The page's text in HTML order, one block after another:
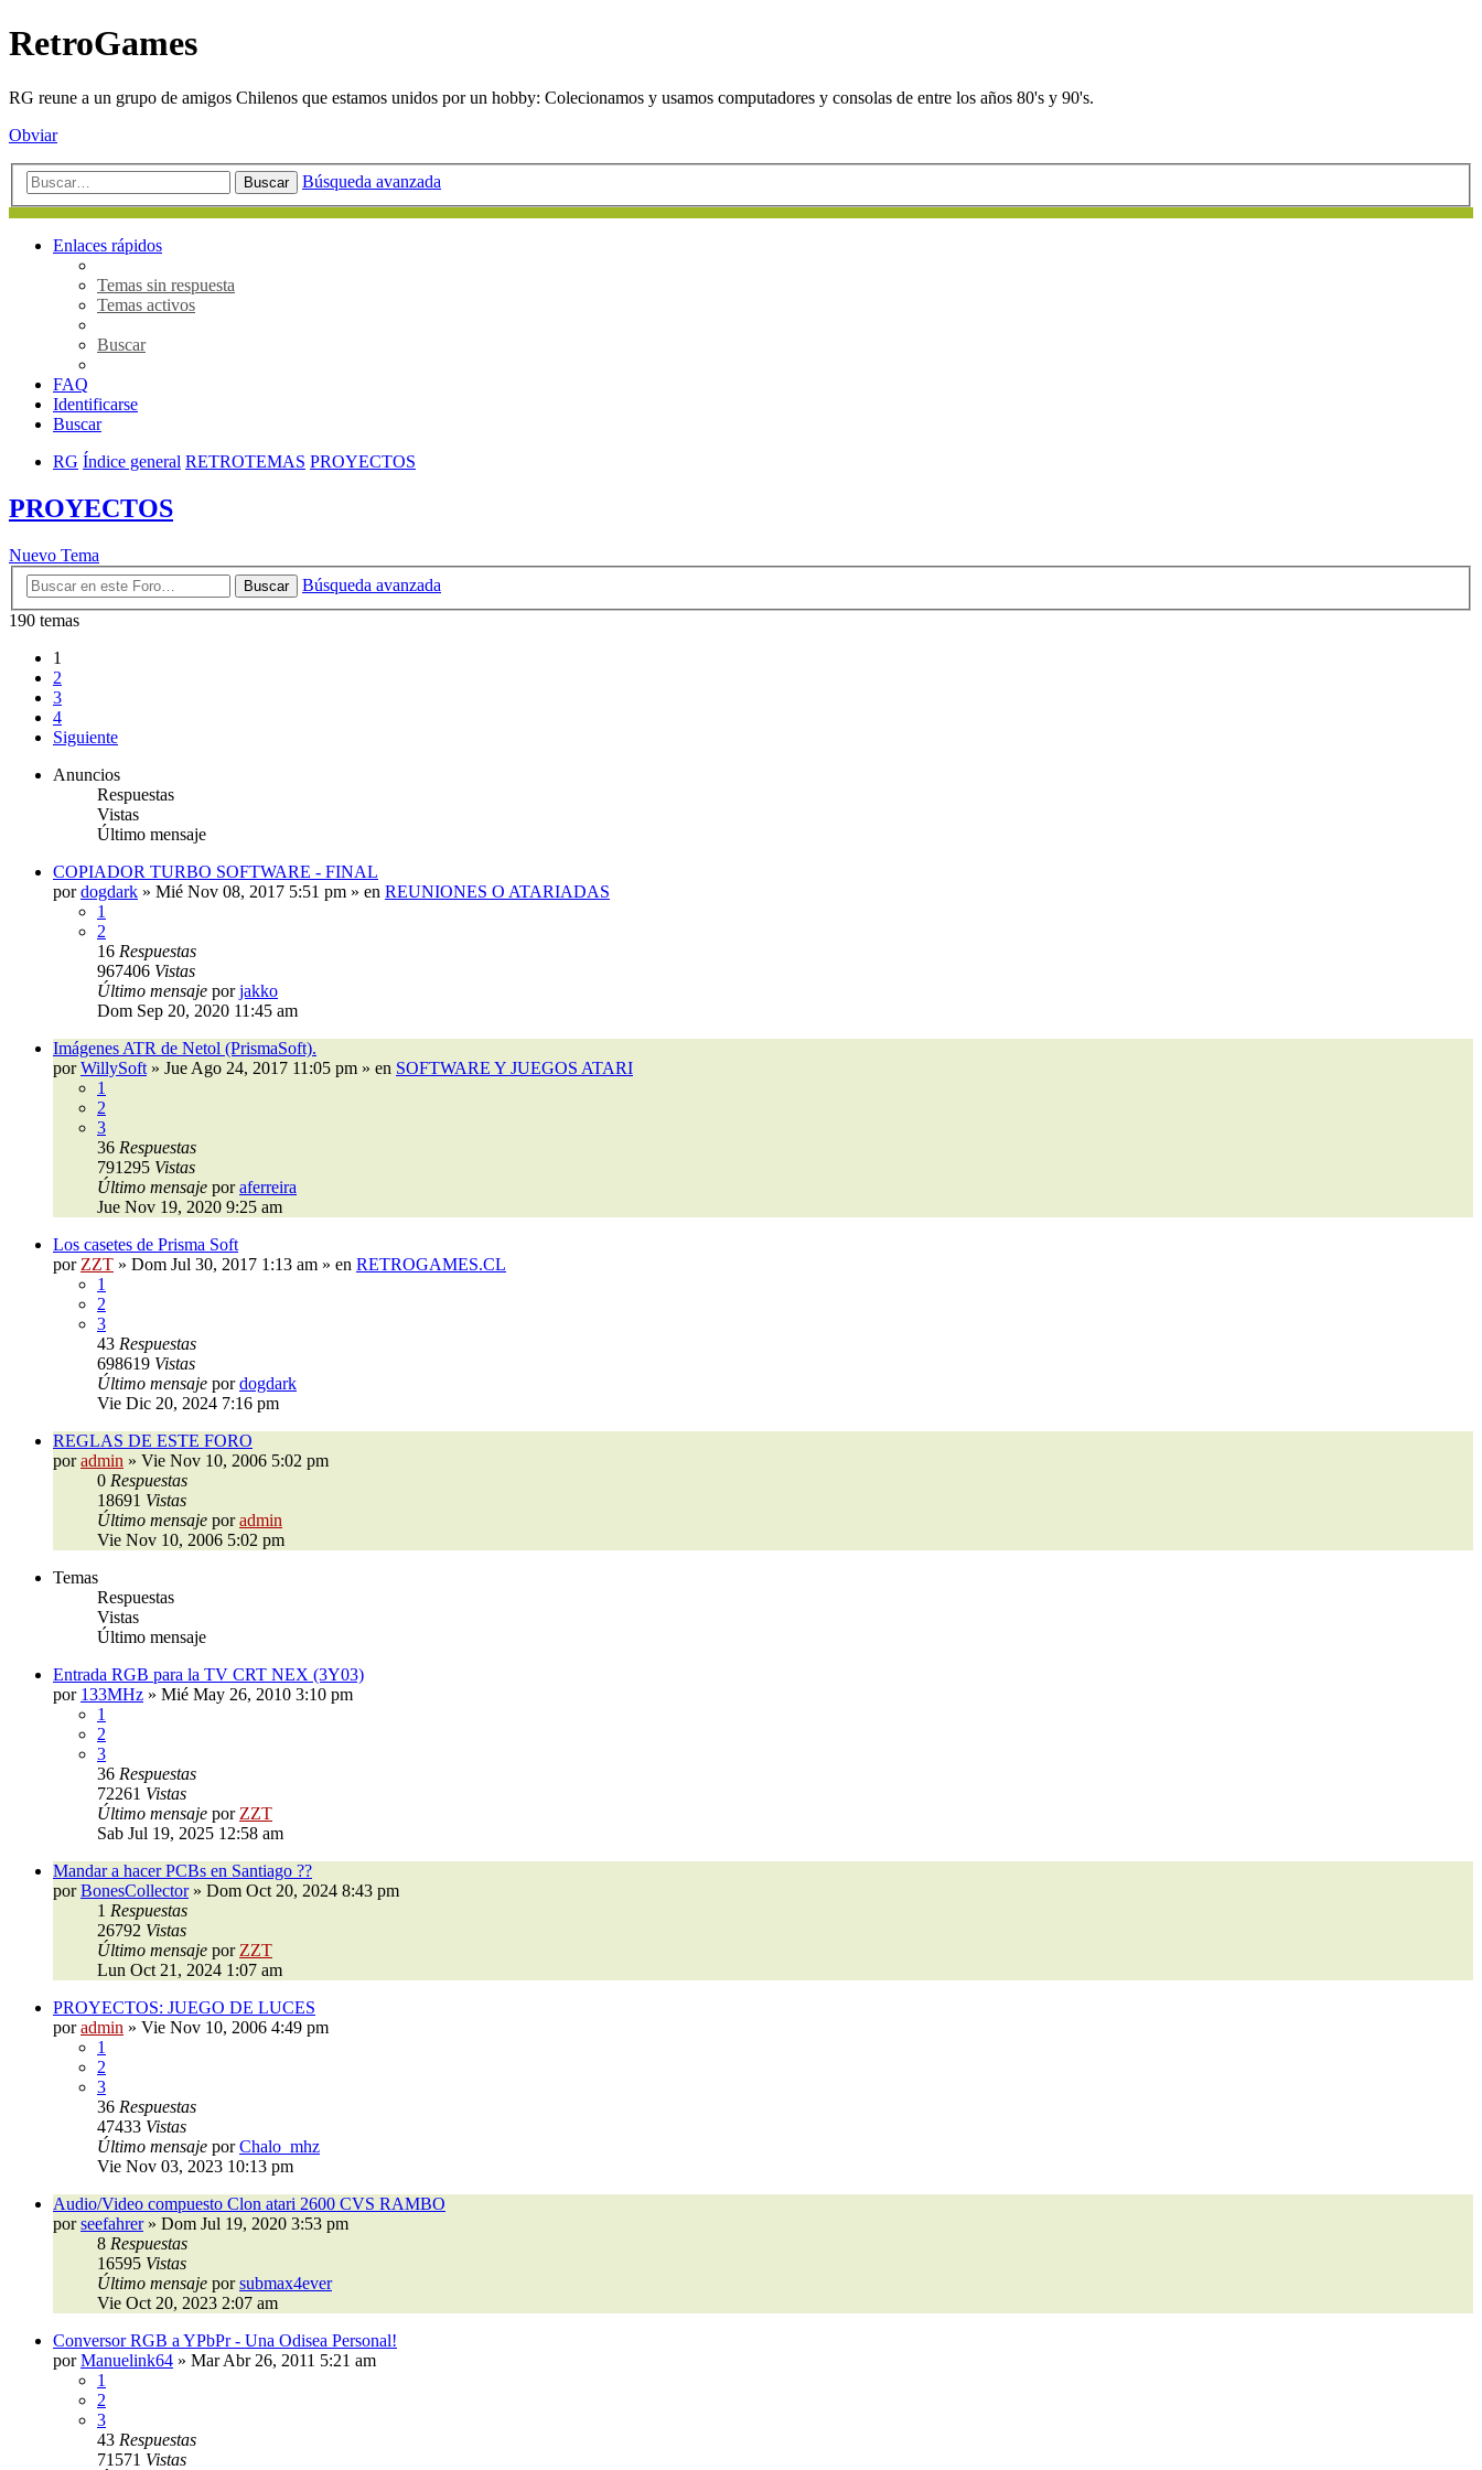
RetroGames
RG reune a un grupo de amigos Chilenos que estamos unidos por un hobby: Colecionamos y usamos computadores y consolas de entre los años 80's y 90's.
Obviar
Buscar Búsqueda avanzada
Enlaces rápidos
Temas sin respuesta
Temas activos
Buscar
FAQ
Identificarse
Buscar
RG Índice general RETROTEMAS PROYECTOS
PROYECTOS
Nuevo Tema
Buscar
Búsqueda avanzada
190 temas
1
2
3
4
Siguiente
Anuncios
Respuestas
Vistas
Último mensaje
COPIADOR TURBO SOFTWARE - FINAL
pordogdark » Mié Nov 08, 2017 5:51 pm » en REUNIONES O ATARIADAS
1
2
16 Respuestas
967406 Vistas
Último mensaje porjakko
Dom Sep 20, 2020 11:45 am
Imágenes ATR de Netol (PrismaSoft).
porWillySoft » Jue Ago 24, 2017 11:05 pm » en SOFTWARE Y JUEGOS ATARI
1
2
3
36 Respuestas
791295 Vistas
Último mensaje poraferreira
Jue Nov 19, 2020 9:25 am
Los casetes de Prisma Soft
por ZZT » Dom Jul 30, 2017 1:13 am » en RETROGAMES.CL
1
2
3
43 Respuestas
698619 Vistas
Último mensaje pordogdark
Vie Dic 20, 2024 7:16 pm
REGLAS DE ESTE FORO
poradmin » Vie Nov 10, 2006 5:02 pm
0 Respuestas
18691 Vistas
Último mensaje poradmin
Vie Nov 10, 2006 5:02 pm
Temas
Respuestas
Vistas
Último mensaje
Entrada RGB para la TV CRT NEX (3Y03)
por 133MHz » Mié May 26, 2010 3:10 pm
1
2
3
36 Respuestas
72261 Vistas
Último mensaje por ZZT
Sab Jul 19, 2025 12:58 am
Mandar a hacer PCBs en Santiago ??
porBonesCollector» Dom Oct 20, 2024 8:43 pm
1 Respuestas
26792 Vistas
Último mensaje por ZZT
Lun Oct 21, 2024 1:07 am
PROYECTOS: JUEGO DE LUCES
poradmin » Vie Nov 10, 2006 4:49 pm
1
2
3
36 Respuestas
47433 Vistas
Último mensaje porChalo_mhz
Vie Nov 03, 2023 10:13 pm
Audio/Video compuesto Clon atari 2600 CVS RAMBO
porseefahrer» Dom Jul 19, 2020 3:53 pm
8 Respuestas
16595 Vistas
Último mensaje porsubmax4ever
Vie Oct 20, 2023 2:07 am
Conversor RGB a YPbPr - Una Odisea Personal!
porManuelink64 » Mar Abr 26, 2011 5:21 am
1
2
3
43 Respuestas
71571 Vistas